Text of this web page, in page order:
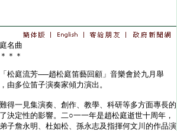
名曲
＊＊
庭流芳──趙松庭笛藝回顧」音樂會於九月舉
由多位笛子演奏家傾力演出。
一見集演奏、創作、教學、科研等多方面專長的
決定性的影響。二○一一年是趙松庭逝世十周年，
子詹永明、杜如松、孫永志及指揮何文川的作品演